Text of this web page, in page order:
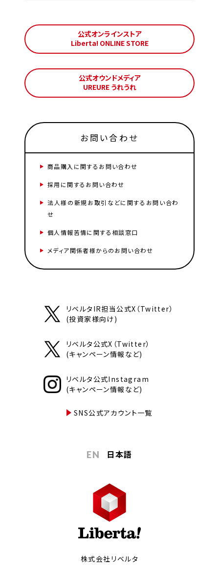
公式オンラインストア
Liberta! ONLINE STORE
公式オウンドメディア
UREURE うれうれ
お問い合わせ
商品購入に関するお問い合わせ
採用に関するお問い合わせ
法人様の新規お取引などに関するお問い合わ
せ
個人情報苦情に関する相談窓口
メディア関係者様からのお問い合わせ
リベルタIR担当公式X（Twitter）
(投資家様向け)
リベルタ公式X（Twitter）
(キャンペーン情報など)
リベルタ公式Instagram
(キャンペーン情報など)
SNS公式アカウント一覧
EN 日本語
株式会社リベルタ